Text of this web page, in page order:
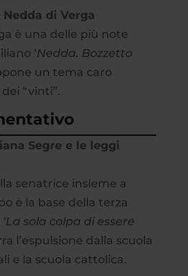
Nedda di Verga
è una delle più note
‘Nedda. Bozzetto
un tema caro
“vinti”.
Segre e le leggi
senatrice insieme a
è la base della terza
‘La sola colpa di essere
l’espulsione dalla scuola
e la scuola cattolica.